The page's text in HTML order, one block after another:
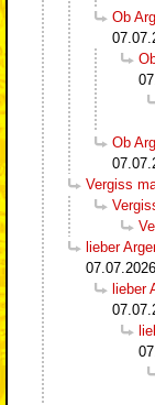
Ob
Ob
Vergiss
lieber
lieber